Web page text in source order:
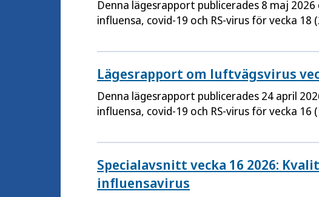
Denna lägesrapport publicerades 8 maj
influensa, covid-19 och RS-virus för vecka 18
Lägesrapport om luftvägsvirus
Denna lägesrapport publicerades 24 april
influensa, covid-19 och RS-virus för vecka 16
Specialavsnitt vecka 16 2026:
influensavirus